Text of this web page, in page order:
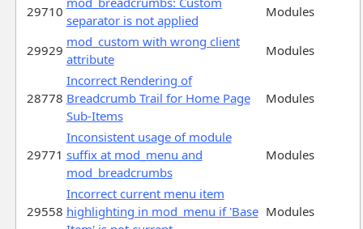
29710
separator is not applied
Modules
29929
mod_custom with wrong client
attribute
Modules
28778
Incorrect Rendering of
Breadcrumb Trail for Home Page
Sub-Items
Modules
29771
Inconsistent usage of module
suffix at mod_menu and
mod_breadcrumbs
Modules
29558
Incorrect current menu item
highlighting in mod_menu if 'Base Modules